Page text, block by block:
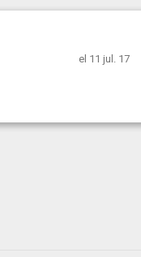
el 11 jul. 17